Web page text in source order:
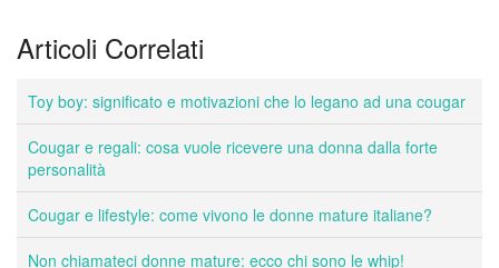
Articoli Correlati
Toy boy: significato e motivazioni che lo legano ad una cougar
Cougar e regali: cosa vuole ricevere una donna dalla forte
personalità
Cougar e lifestyle: come vivono le donne mature italiane?
Non chiamateci donne mature: ecco chi sono le whip!